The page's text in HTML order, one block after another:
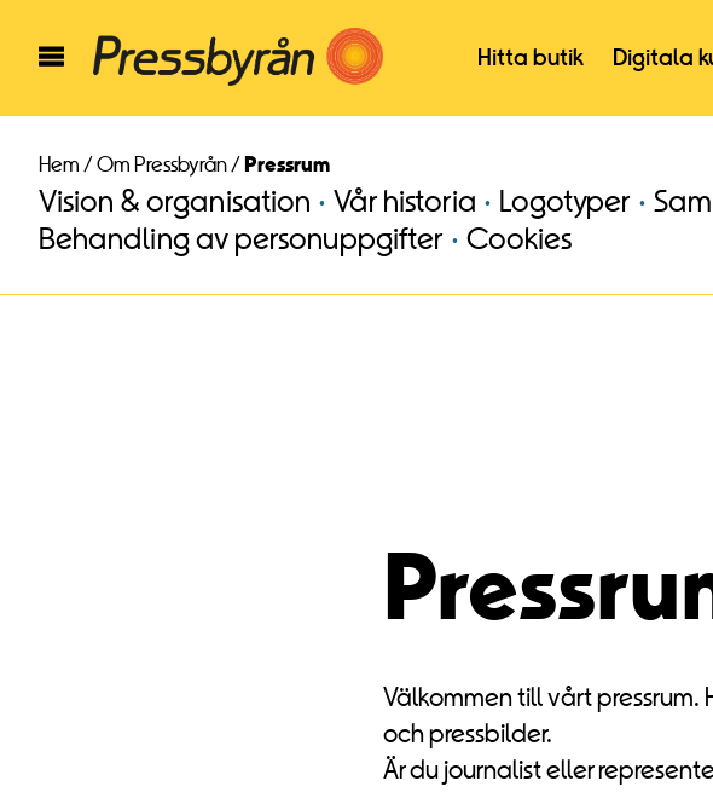
Hitta butik Digitala
Hem / Om Pressbyrån/ Pressrum
Vision & organisation Vår historia Logotyper
Behandling av personuppgifter
Cookies
Välkommen till vårt
och pressbilder.
Är du journalist eller